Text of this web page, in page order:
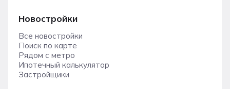
Новостройки
Все новостройки
Поиск по карте
Рядом с метро
Ипотечный калькулятор
Застройщики